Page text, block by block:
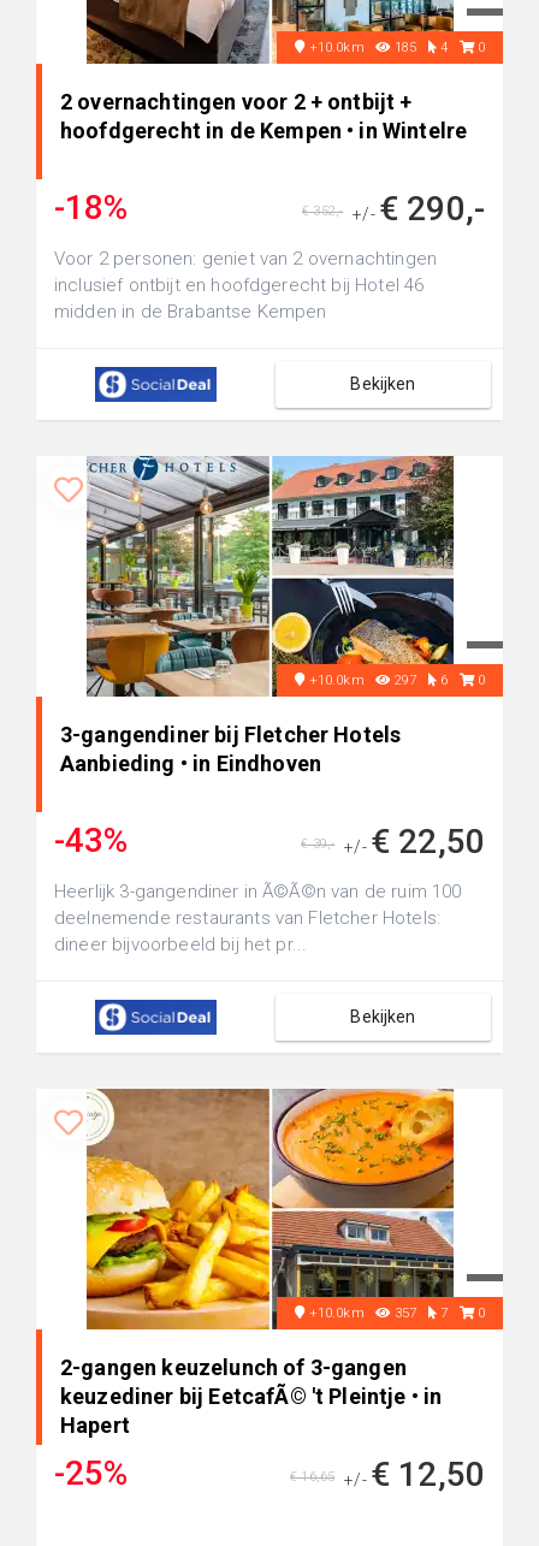
+10.0km 185 4 0
2 overnachtingen voor 2 + ontbijt +
hoofdgerecht in de Kempen • in Wintelre
-18% +/- € 290,-
€ 352,-
Voor 2 personen: geniet van 2 overnachtingen
inclusief ontbijt en hoofdgerecht bij Hotel 46
midden in de Brabantse Kempen
Bekijken
+10.0km 297 6 0
3-gangendiner bij Fletcher Hotels
Aanbieding • in Eindhoven
-43% +/- € 22,50
€ 39,-
Heerlijk 3-gangendiner in Ã©Ã©n van de ruim 100
deelnemende restaurants van Fletcher Hotels:
dineer bijvoorbeeld bij het pr...
Bekijken
+10.0km 357 7 0
2-gangen keuzelunch of 3-gangen
keuzediner bij EetcafÃ© 't Pleintje • in
Hapert
-25% +/- € 12,50
€ 16,65